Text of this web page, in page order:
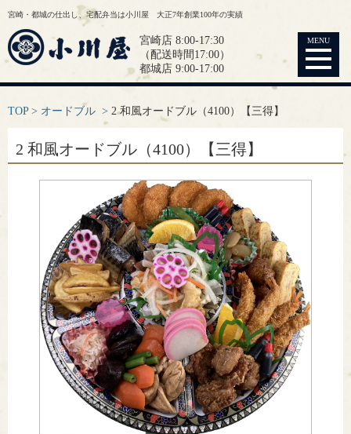
宮崎・都城の仕出し、宅配弁当は小川屋 大正7年創業100年の実績
宮崎店 8:00-17:30
（配送時間17:00）
都城店 9:00-17:00
MENU
TOP オードブル 2 和風オードブル（4100）【三得】
2 和風オードブル（4100）【三得】